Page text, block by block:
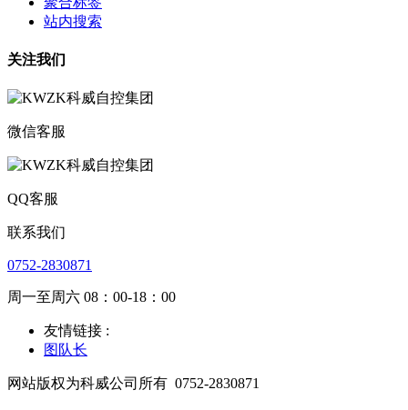
站内搜索
关注我们
微信客服
QQ客服
联系我们
0752-2830871
周一至周六 08：00-18：00
友情链接 :
图队长
网站版权为科威公司所有 0752-2830871